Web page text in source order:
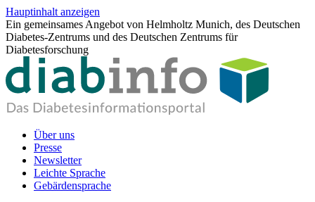
Hauptinhalt anzeigen
Ein gemeinsames Angebot von Helmholtz Munich, des Deutschen
Diabetes-Zentrums und des Deutschen Zentrums für
Diabetesforschung
Über uns
Presse
Newsletter
Leichte Sprache
Gebärdensprache